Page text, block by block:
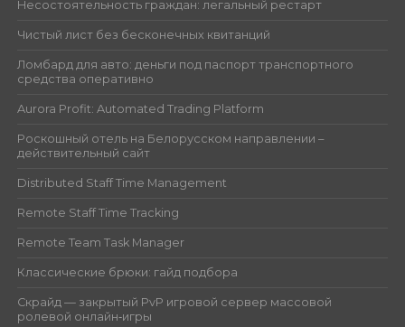
Несостоятельность граждан: легальный рестарт
Чистый лист без бесконечных квитанций
Ломбард для авто: деньги под паспорт транспортного
средства оперативно
Aurora Profit: Automated Trading Platform
Роскошный отель на Белорусском направлении –
действительный сайт
Distributed Staff Time Management
Remote Staff Time Tracking
Remote Team Task Manager
Классические брюки: гайд подбора
Скрайд — закрытый PvP игровой сервер массовой
ролевой онлайн‑игры